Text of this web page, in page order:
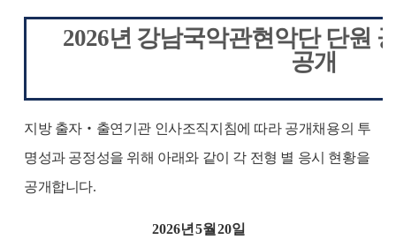
2026년 강남국악관현악단 단원
공개
지방 출자 ‧ 출연기관 인사조직지침에 따라 공개채용의 투
명성과 공정성을 위해 아래와 같이 각 전형 별 응시 현황을
공개합니다.
2026년 5월 20일